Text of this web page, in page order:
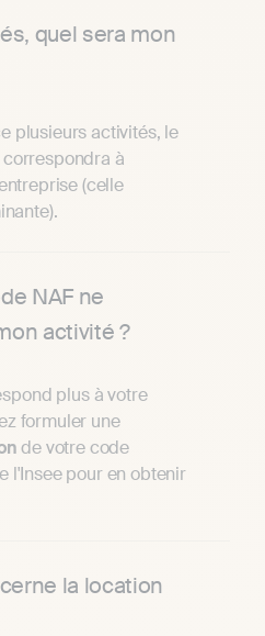
quel sera mon
plusieurs activités, le
à
(celle
NAF ne
activité ?
plus à votre
formuler une
de votre code
l'Insee pour en obtenir
la location